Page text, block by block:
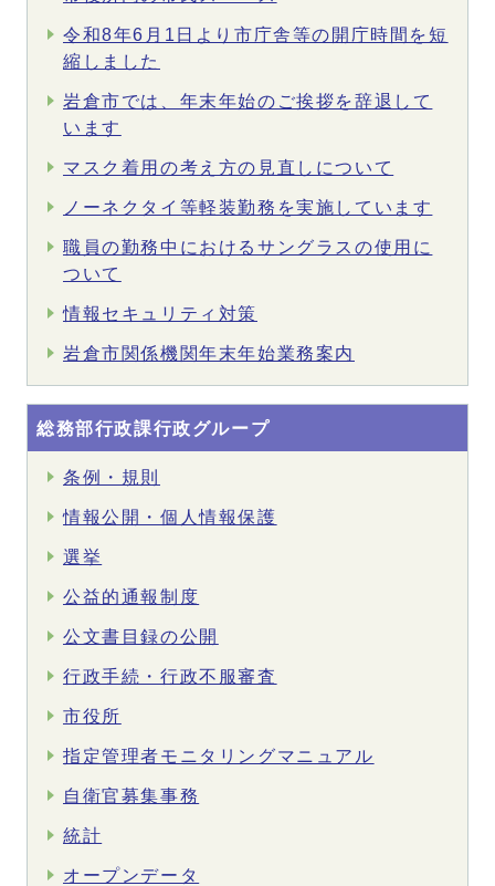
令和8年6月1日より市庁舎等の開庁時間を短
縮しました
岩倉市では、年末年始のご挨拶を辞退して
います
マスク着用の考え方の見直しについて
ノーネクタイ等軽装勤務を実施しています
職員の勤務中におけるサングラスの使用に
ついて
情報セキュリティ対策
岩倉市関係機関年末年始業務案内
総務部行政課行政グループ
条例・規則
情報公開・個人情報保護
選挙
公益的通報制度
公文書目録の公開
行政手続・行政不服審査
市役所
指定管理者モニタリングマニュアル
自衛官募集事務
統計
オープンデータ